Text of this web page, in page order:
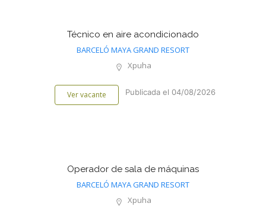
Técnico en aire acondicionado
BARCELÓ MAYA GRAND RESORT
Xpuha
Ver vacante Publicada el 04/08/2026
Operador de sala de máquinas
BARCELÓ MAYA GRAND RESORT
Xpuha